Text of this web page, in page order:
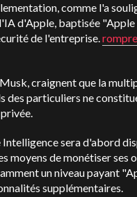
comme l'a
d'Apple, baptisée
de l'entreprise.
craignent que la
des particuliers ne
Intelligence sera d'abord
moyens de monétiser
un niveau payant
supplémentaires.